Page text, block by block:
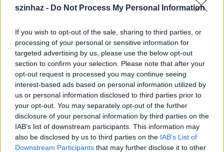
szinhaz - Do Not Process My Personal Information
If you wish to opt-out of the sale, sharing to third parties, or
processing of your personal or sensitive information for
targeted advertising by us, please use the below opt-out
section to confirm your selection. Please note that after your
opt-out request is processed you may continue seeing
interest-based ads based on personal information utilized by
us or personal information disclosed to third parties prior to
your opt-out. You may separately opt-out of the further
disclosure of your personal information by third parties on the
IAB’s list of downstream participants. This information may
also be disclosed by us to third parties on the IAB’s List of
Downstream Participants that may further disclose it to other
Kondor Béla sétány 8.
Tel.: 06-30-977-1110
Bemutató: 2004. április 22.
valamint: 23-24. Panboro Színház
25. Egri Gárdonyi Géza Színház